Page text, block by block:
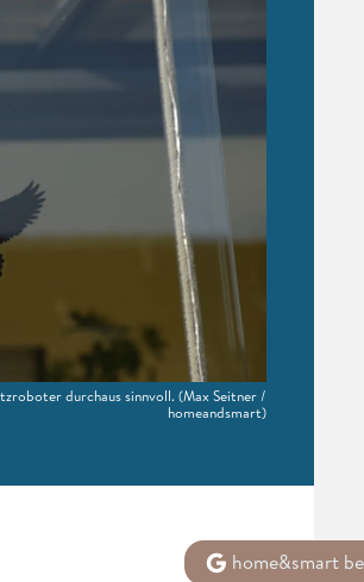
durchaus sinnvoll.(Max Seitner /
homeandsmart)
home&smart